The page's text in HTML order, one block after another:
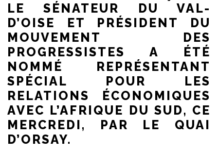
LE SÉNATEUR DU VAL-
D’OISE ET PRÉSIDENT DU
MOUVEMENT DES
PROGRESSISTES A ÉTÉ
NOMMÉ REPRÉSENTANT
SPÉCIAL POUR LES
RELATIONS ÉCONOMIQUES
AVEC L’AFRIQUE DU SUD, CE
MERCREDI, PAR LE QUAI
D’ORSAY.